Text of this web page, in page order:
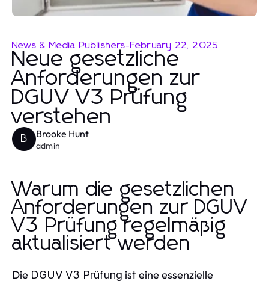
News & Media Publishers-February 22, 2025
Neue gesetzliche
Anforderungen zur
DGUV V3 Prüfung
verstehen
B Brooke Hunt
admin
Warum die gesetzlichen
Anforderungen zur DGUV
V3 Prüfung regelmäßig
aktualisiert werden
Die DGUV V3 Prüfung ist eine essenzielle